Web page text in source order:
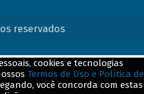
reservados
cookies e tecnologias
Termos de Uso e Política de
você concorda com estas